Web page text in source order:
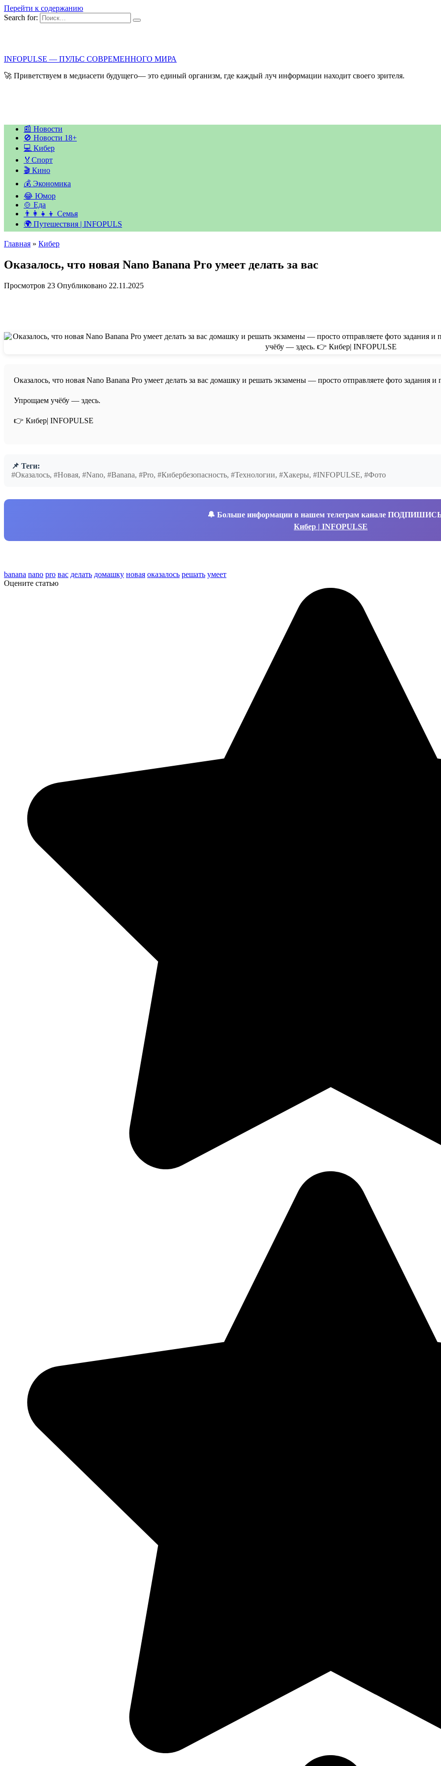
Перейти к содержанию
Search for:
INFOPULSE — ПУЛЬС СОВРЕМЕННОГО МИРА
🚀 Приветствуем в медиасети будущего— это единый организм, где каждый луч информации находит своего зрителя.
📰 Новости
🚫 Новости 18+
💻 Кибер
🏅Спорт
🎬 Кино
💰 Экономика
😂 Юмор
🍲 Еда
👨‍👩‍👧‍👦 Семья
🌍 Путешествия | INFOPULS
Главная » Кибер
Оказалось, что новая Nano Banana Pro умеет делать за вас
Просмотров 23 Опубликовано 22.11.2025
Оказалось, что новая Nano Banana Pro умеет делать за вас домашку и решать экзамены — просто отправляете фото задания
Упрощаем учёбу — здесь.
👉 Кибер| INFOPULSE⁩
📌 Теги:
#Оказалось, #Новая, #Nano, #Banana, #Pro, #Кибербезопасность, #Технологии, #Хакеры, #INFOPULSE, #Фото
🔔 Больше информации в нашем телеграм канале
Кибер | INFOPULSE
banana nano pro вас делать домашку новая оказалось решать умеет
Оцените статью